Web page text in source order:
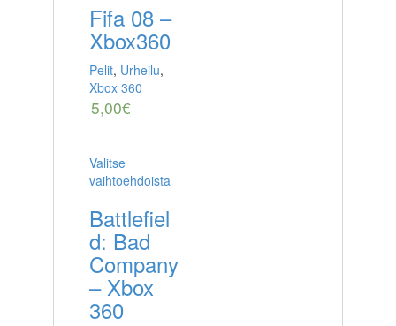
Fifa 08 –
Xbox360
Pelit, Urheilu,
Xbox 360
5,00€
Valitse
vaihtoehdoista
Battlefiel
d: Bad
Company
– Xbox
360